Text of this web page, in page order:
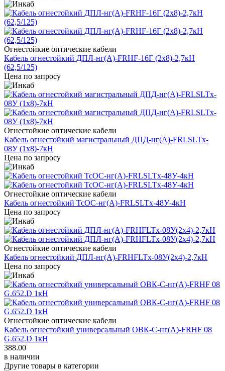
Огнестойкие оптические кабели
Кабель огнестойкий ДПЛ-нг(А)-FRHF-16Г (2x8)-2,7кН
(62,5/125)
Цена по запросу
Огнестойкие оптические кабели
Кабель огнестойкий магистральный ДПД-нг(А)-FRLSLTx-
08У (1x8)-7кН
Цена по запросу
Огнестойкие оптические кабели
Кабель огнестойкий ТсОС-нг(А)-FRLSLTx-48У-4кН
Цена по запросу
Огнестойкие оптические кабели
Кабель огнестойкий ДПЛ-нг(А)-FRHFLTx-08У(2х4)-2,7кН
Цена по запросу
Огнестойкие оптические кабели
Кабель огнестойкий универсальный ОВК-С-нг(A)-FRHF 08
G.652.D 1кН
388.00
в наличии
Другие товары в категории